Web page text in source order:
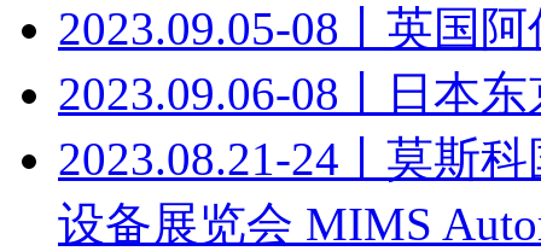
2023.09.05-08丨英国
2023.09.06-08丨日本
2023.08.21-24丨莫斯
设备展览会 MIMS